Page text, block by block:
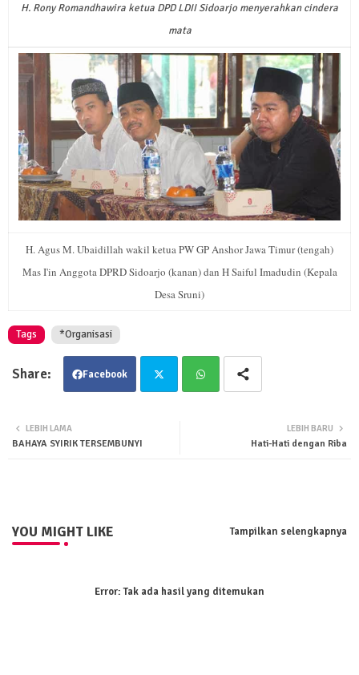
H. Rony Romandhawira ketua DPD LDII Sidoarjo menyerahkan cindera
mata
H.AgusM. Ubaidillah wakil ketua PW GP Anshor Jawa Timur (tengah)
Mas I'in Anggota DPRD Sidoarjo (kanan) dan H Saiful Imadudin (Kepala
Desa Sruni)
Tags *Organisasi
Facebook
LEBIH BARU
Hati-Hati dengan Riba
LEBIH LAMA
BAHAYA SYIRIK TERSEMBUNYI
YOU MIGHT LIKE Tampilkan selengkapnya
Error:Tak ada hasil yang ditemukan